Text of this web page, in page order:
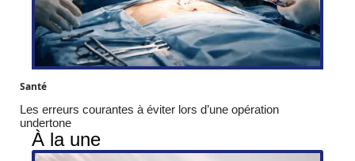
Santé
Les erreurs courantes à éviter lors d’une opération
undertone
À la une